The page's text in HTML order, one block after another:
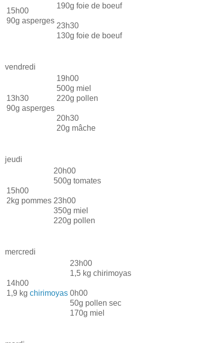
15h00
90g asperges
190g foie de boeuf
23h30
130g foie de boeuf
vendredi
13h30
90g asperges
19h00
500g miel
220g pollen
20h30
20g mâche
jeudi
15h00
2kg pommes
20h00
500g tomates
23h00
350g miel
220g pollen
mercredi
14h00
1,9 kg chirimoyas
23h00
1,5 kg chirimoyas
0h00
50g pollen sec
170g miel